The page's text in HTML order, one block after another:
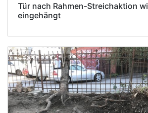
Tür nach Rahmen-Streichaktion
eingehängt